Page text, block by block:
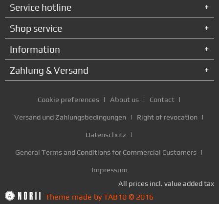
Service hotline
Shop service
Information
Zahlung & Versand
Cookie preferences About us Contact
Versand und Zahlungsbedingungen Right of revocation
Datenschutz
General Terms and Conditions for Commercial Customers
Impressum
All prices incl. value added tax
Theme made by TAB10 © 2016